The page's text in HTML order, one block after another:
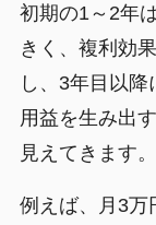
初期の1～2年
きく、複利効
し、3年目以
用益を生み出
見えてきます。
例えば、月3万